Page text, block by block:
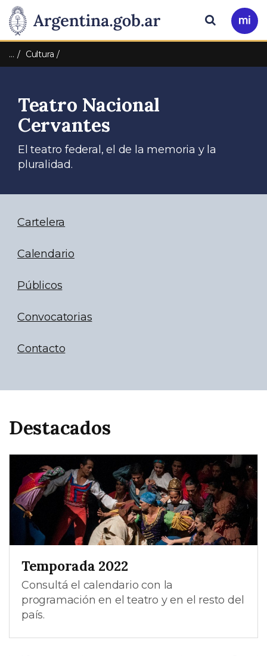
Presidencia
de
Nación
Pasar al contenido principal
Ir
a
Buscar
… Cultura
Teatro Nacional
Cervantes
El teatro federal, el de la memoria y la
pluralidad.
Cartelera
Calendario
Públicos
Convocatorias
Contacto
Destacados
Temporada 2022
Consultá el calendario con la
programación en el teatro y en el resto del
país.